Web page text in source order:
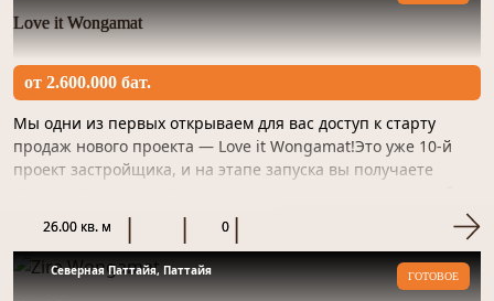
Love it Wongamat
от 2.600.000 бат.
Мы одни из первых открываем для вас доступ к старту
продаж нового проекта — Love it Wongamat!Это уже 10-й
проект застройщика, и на этапе запуска вы получаете
выбор планир...
26.00 кв. м 0
Северная Паттайя, Паттайя ГОТОВОЕ